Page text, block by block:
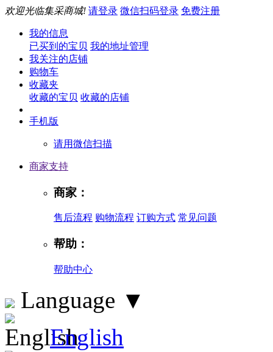
欢迎光临集采商城! 请登录 微信扫码登录 免费注册
我的信息
已买到的宝贝 我的地址管理
我关注的店铺
购物车
收藏夹
收藏的宝贝 收藏的店铺
手机版
请用微信扫描
商家支持
商家：
售后流程 购物流程 订购方式 常见问题
帮助：
帮助中心
Language ▼
English